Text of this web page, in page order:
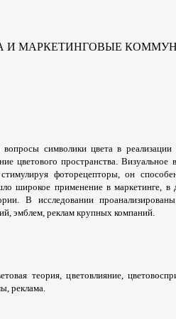
И МАРКЕТИНГОВЫЕ
вопросы символики цвета в
цветового пространства. Визуальное
фоторецепторы, он
широкое применение в маркетинге, в
В исследовании
эмблем, реклам крупных компаний.
теория, цветовлияние,
реклама.